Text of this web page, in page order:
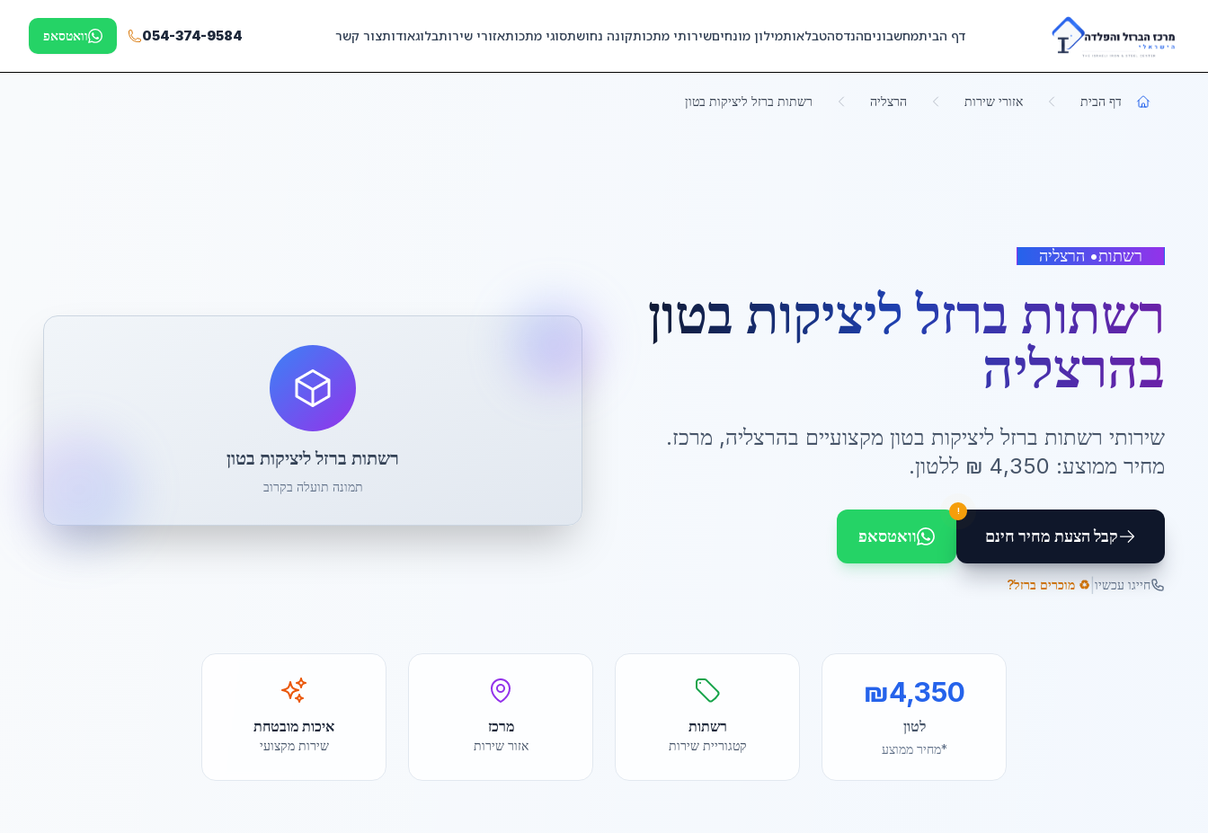
Skip to main content
דף הביתמחשבוניםהנדסהטבלאותמילון מונחיםשירותי מתכותקונה נחושתסוגי מתכותאזורי שירותבלוגאודותצור קשר 054-374-9584 וואטסאפ
דף הבית אזורי שירות הרצליה רשתות ברזל ליציקות בטון
רשתות• הרצליה
רשתות ברזל ליציקות בטון
בהרצליה
שירותי רשתות ברזל ליציקות בטון מקצועיים בהרצליה, מרכז.
מחיר ממוצע: 4,350 ₪ ללטון.
קבל הצעת מחיר חינם
!
וואטסאפ
חייגו עכשיו ♻️ מוכרים ברזל?
רשתות ברזל ליציקות בטון
תמונה תועלה בקרוב
₪4,350
לטון
*מחיר ממוצע
רשתות
קטגוריית שירות
מרכז
אזור שירות
איכות מובטחת
שירות מקצועי